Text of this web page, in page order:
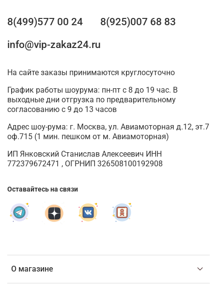
О магазине
8(499)577 00 24
8(925)007 68 83
info@vip-zakaz24.ru
На сайте заказы принимаются круглосуточно
График работы шоурума: пн-пт с 8 до 19 час. В
выходные дни отгрузка по предварительному
согласованию с 9 до 13 часов
Адрес шоу-рума: г. Москва, ул. Авиамоторная д.12, эт.7
оф.715 (1 мин. пешком от м. Авиамоторная)
ИП Янковский Станислав Алексеевич ИНН
772379672471 , ОГРНИП 326508100192908
Оставайтесь на связи